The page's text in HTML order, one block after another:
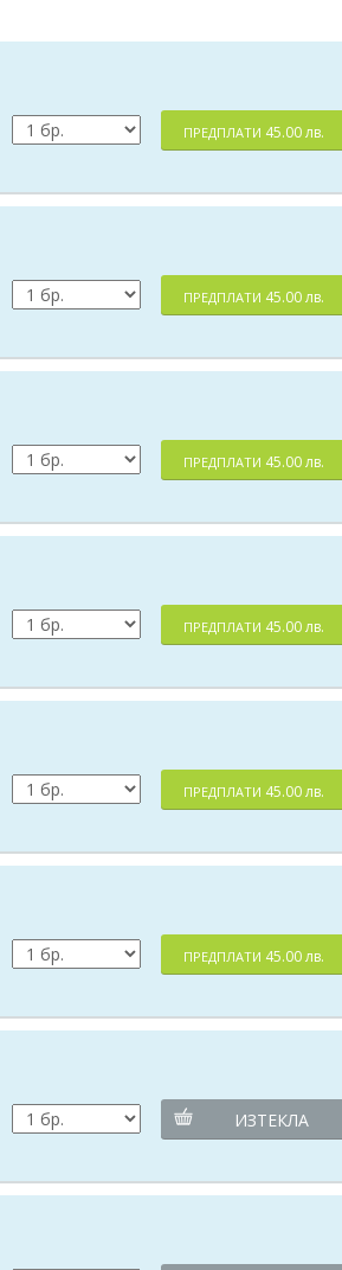
ПРЕДПЛАТИ 45.00 лв.
ПРЕДПЛАТИ 45.00 лв.
ПРЕДПЛАТИ 45.00 лв.
ПРЕДПЛАТИ 45.00 лв.
ПРЕДПЛАТИ 45.00 лв.
ПРЕДПЛАТИ 45.00 лв.
ИЗТЕКЛА